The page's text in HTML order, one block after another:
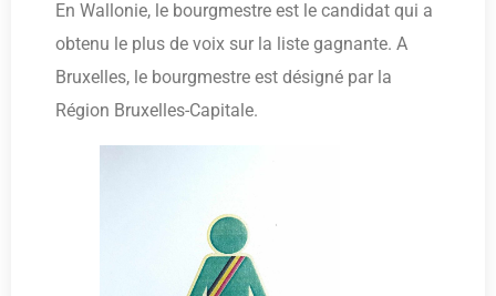
En Wallonie, le bourgmestre est le candidat qui a
obtenu le plus de voix sur la liste gagnante. A
Bruxelles, le bourgmestre est désigné par la
Région Bruxelles-Capitale.